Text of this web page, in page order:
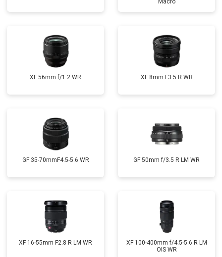
Macro
XF 56mm f/1.2 WR XF 8mm F3.5 R WR
GF 35-70mmF4.5-5.6 WR GF 50mm f/3.5 R LM WR
XF 16-55mm F2.8 R LM WR
XF 100-400mm f/4.5-5.6 R LM
OIS WR